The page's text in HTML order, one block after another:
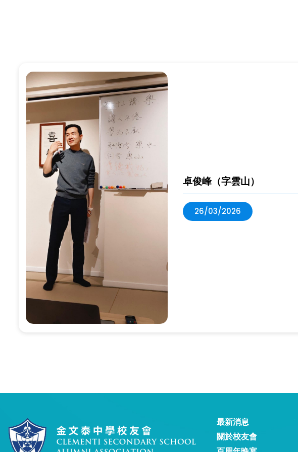
卓俊峰（字雲山）
26/03/2026
最新消息
關於校友會